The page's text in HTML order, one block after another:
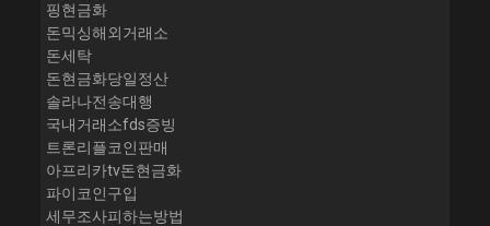
핑현금화
돈믹싱해외거래소
돈세탁
돈현금화당일정산
솔라나전송대행
국내거래소fds증빙
트론리플코인판매
아프리카tv돈현금화
파이코인구입
세무조사피하는방법